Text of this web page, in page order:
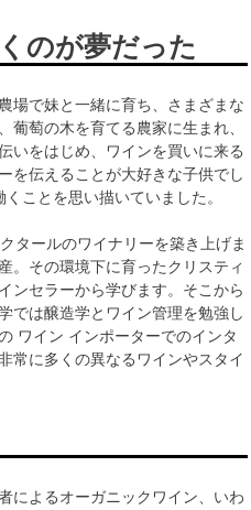
のが夢だった
場で妹と一緒に育ち、さまざまな
萄の木を育てる農家に生まれ、
いをはじめ、ワインを買いに来る
を伝えることが大好きな子供でし
ことを思い描いていました。
タールのワイナリーを築き上げま
。その環境下に育ったクリスティ
ンセラーから学びます。そこから
では醸造学とワイン管理を勉強し
ワイン インポーターでのインタ
常に多くの異なるワインやスタイ
によるオーガニックワイン、いわ